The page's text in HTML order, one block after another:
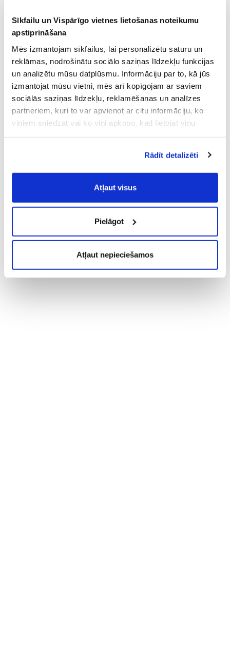
Sīkfailu un Vispārīgo vietnes lietošanas noteikumu
apstiprināšana
Mēs izmantojam sīkfailus, lai personalizētu saturu un
reklāmas, nodrošinātu sociālo saziņas līdzekļu funkcijas
un analizētu mūsu datplūsmu. Informāciju par to, kā jūs
izmantojat mūsu vietni, mēs arī kopīgojam ar saviem
sociālās saziņas līdzekļu, reklamēšanas un analīzes
partneriem, kuri to var apvienot ar citu informāciju, ko
viņiem sniedzat vai ko viņi apkopo, kad lietojat viņu
Vispārīgiem vietnes lietošanas
noteikumiem(saīsināti - VVLN).
Rādīt detalizēti
Atļaut visus
Pielāgot
Atļaut nepieciešamos